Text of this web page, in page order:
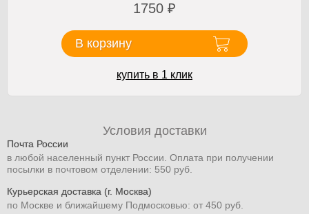
1750 ₽
В корзину
купить в 1 клик
Условия доставки
Почта России
в любой населенный пункт России. Оплата при получении
посылки в почтовом отделении: 550 руб.
Курьерская доставка (г. Москва)
по Москве и ближайшему Подмосковью: от 450 руб.